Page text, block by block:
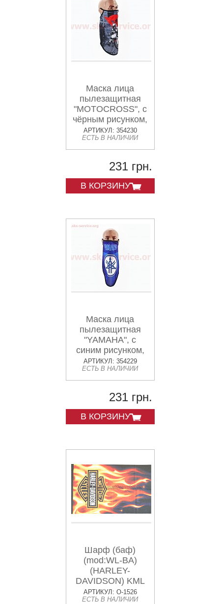
Маска лица
пылезащитная
"MOTOCROSS", с
чёрным рисунком,
GE-80
АРТИКУЛ: 354230
ЕСТЬ В НАЛИЧИИ
231 грн.
В КОРЗИНУ
Маска лица
пылезащитная
"YAMAHA", с
синим рисунком,
GE-70
АРТИКУЛ: 354229
ЕСТЬ В НАЛИЧИИ
231 грн.
В КОРЗИНУ
Шарф (баф)
(mod:WL-BA)
(HARLEY-
DAVIDSON) KML
АРТИКУЛ: O-1526
ЕСТЬ В НАЛИЧИИ